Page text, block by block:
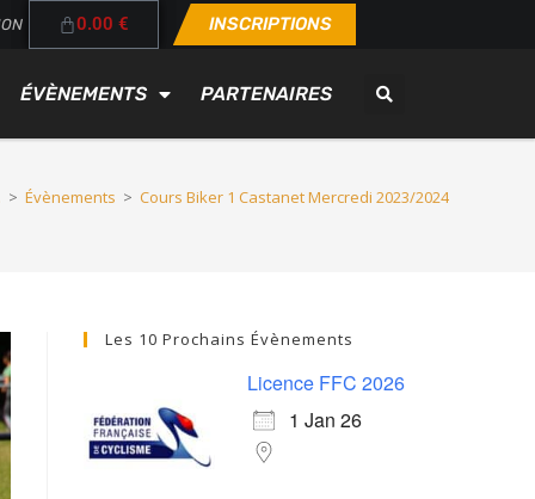
0.00€ INSCRIPTIONS
ÉVÈNEMENTS PARTENAIRES
> Évènements > Cours Biker 1 Castanet Mercredi 2023/2024
Les 10 Prochains Évènements
Licence FFC 2026
1 Jan 26